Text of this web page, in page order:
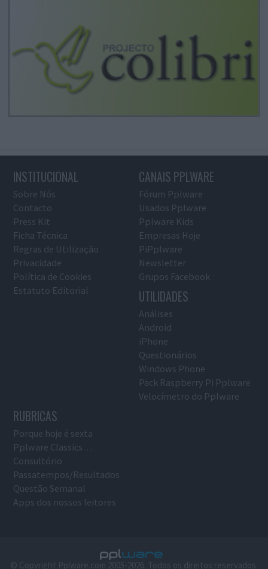
INSTITUCIONAL
Sobre Nós
Contacto
Press Kit
Ficha Técnica
Regras de Utilização
Privacidade
Política de Cookies
Estatuto Editorial
CANAIS PPLWARE
Fórum Pplware
Usados Pplware
Pplware Kids
Empresas Hoje
PiPplware
Newsletter
Grupos Facebook
UTILIDADES
Análises
Android
iPhone
Questionários
Windows Phone
Pack Raspberry Pi Pplware
Velocímetro do Pplware
RUBRICAS
Porque hoje é sexta
Pplware Classics…
Consultório
Passatempos/Resultados
Questão Semanal
Apps dos nossos leitores
© Copyright Pplware.com 2005-2026. Todos os direitos reservados.